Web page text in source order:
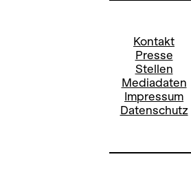
Kontakt
Presse
Stellen
Mediadaten
Impressum
Datenschutz